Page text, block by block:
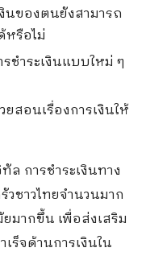
นของตนยังสามารถ
หรือไม่
ชำระเงินแบบใหม่ ๆ
สอนเรื่องการเงินให้
ล การชำระเงินทาง
ชาวไทยจำนวนมาก
มากขึ้น เพื่อส่งเสริม
ร็จด้านการเงินใน